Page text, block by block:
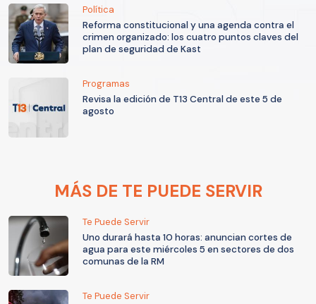
Política
Reforma constitucional y una agenda contra el
crimen organizado: los cuatro puntos claves del
plan de seguridad de Kast
Programas
Revisa la edición de T13 Central de este 5 de
agosto
MÁS DE TE PUEDE SERVIR
Te Puede Servir
Uno durará hasta 10 horas: anuncian cortes de
agua para este miércoles 5 en sectores de dos
comunas de la RM
Te Puede Servir